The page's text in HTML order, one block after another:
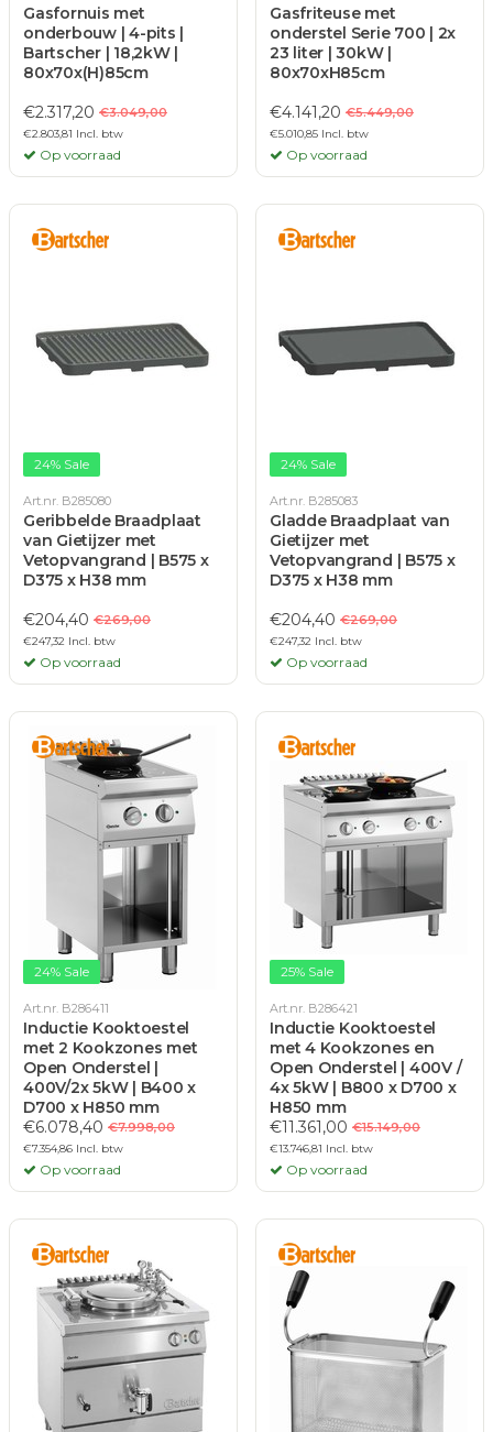
Gasfornuis met
onderbouw | 4-pits |
Bartscher | 18,2kW |
80x70x(H)85cm
€2.317,20 €3.049,00
€2.803,81 Incl. btw
Op voorraad
Gasfriteuse met
onderstel Serie 700 | 2x
23 liter | 30kW |
80x70xH85cm
€4.141,20 €5.449,00
€5.010,85 Incl. btw
Op voorraad
24% Sale
Art.nr. B285080
Geribbelde Braadplaat
van Gietijzer met
Vetopvangrand | B575 x
D375 x H38 mm
€204,40 €269,00
€247,32 Incl. btw
Op voorraad
24% Sale
Art.nr. B285083
Gladde Braadplaat van
Gietijzer met
Vetopvangrand | B575 x
D375 x H38 mm
€204,40 €269,00
€247,32 Incl. btw
Op voorraad
24% Sale
Art.nr. B286411
Inductie Kooktoestel
met 2 Kookzones met
Open Onderstel |
400V/2x 5kW | B400 x
D700 x H850 mm
€6.078,40 €7.998,00
€7.354,86 Incl. btw
Op voorraad
25% Sale
Art.nr. B286421
Inductie Kooktoestel
met 4 Kookzones en
Open Onderstel | 400V /
4x 5kW | B800 x D700 x
H850 mm
€11.361,00 €15.149,00
€13.746,81 Incl. btw
Op voorraad